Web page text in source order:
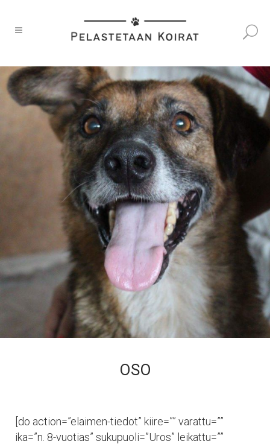
OSO
[do action=”elaimen-tiedot” kiire=”” varattu=””
ika=”n. 8-vuotias” sukupuoli=”Uros” leikattu=””